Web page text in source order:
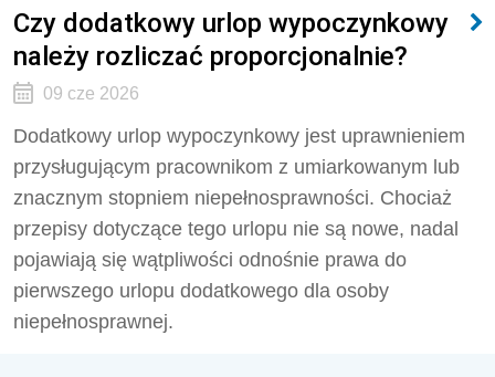
Czy dodatkowy urlop wypoczynkowy
należy rozliczać proporcjonalnie?
09 cze 2026
Dodatkowy urlop wypoczynkowy jest uprawnieniem
przysługującym pracownikom z umiarkowanym lub
znacznym stopniem niepełnosprawności. Chociaż
przepisy dotyczące tego urlopu nie są nowe, nadal
pojawiają się wątpliwości odnośnie prawa do
pierwszego urlopu dodatkowego dla osoby
niepełnosprawnej.